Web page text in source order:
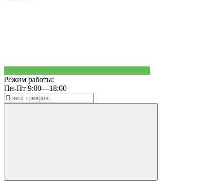
Режим работы:
Пн-Пт 9:00—18:00